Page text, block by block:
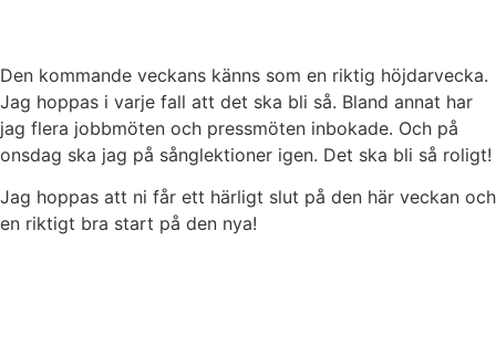
Den kommande veckans känns som en riktig höjdarvecka.
Jag hoppas i varje fall att det ska bli så. Bland annat har
jag flera jobbmöten och pressmöten inbokade. Och på
onsdag ska jag på sånglektioner igen. Det ska bli så roligt!
Jag hoppas att ni får ett härligt slut på den här veckan och
en riktigt bra start på den nya!